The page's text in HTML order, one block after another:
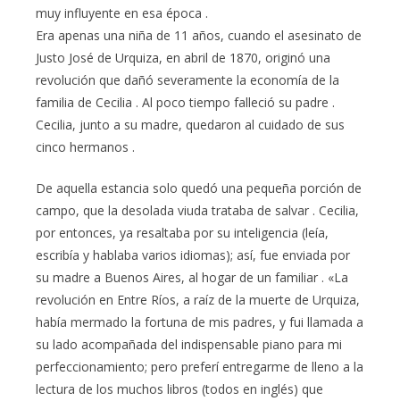
muy influyente en esa época .
Era apenas una niña de 11 años, cuando el asesinato de
Justo José de Urquiza, en abril de 1870, originó una
revolución que dañó severamente la economía de la
familia de Cecilia . Al poco tiempo falleció su padre .
Cecilia, junto a su madre, quedaron al cuidado de sus
cinco hermanos .
De aquella estancia solo quedó una pequeña porción de
campo, que la desolada viuda trataba de salvar . Cecilia,
por entonces, ya resaltaba por su inteligencia (leía,
escribía y hablaba varios idiomas); así, fue enviada por
su madre a Buenos Aires, al hogar de un familiar . «La
revolución en Entre Ríos, a raíz de la muerte de Urquiza,
había mermado la fortuna de mis padres, y fui llamada a
su lado acompañada del indispensable piano para mi
perfeccionamiento; pero preferí entregarme de lleno a la
lectura de los muchos libros (todos en inglés) que